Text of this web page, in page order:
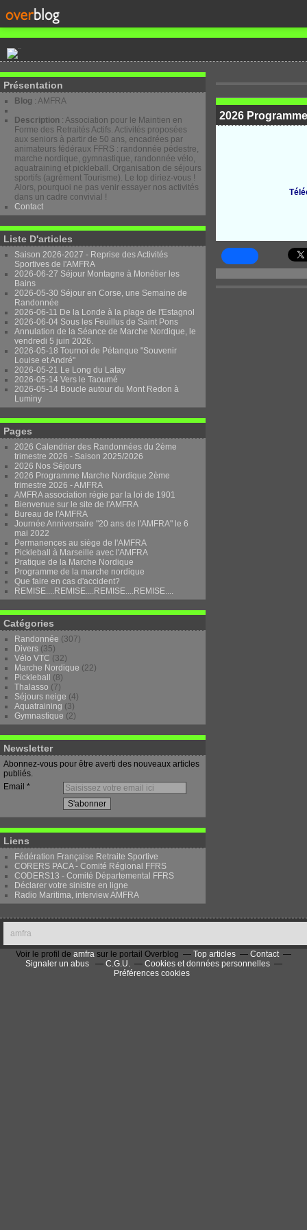
Présentation
Blog : AMFRA
Description : Association pour le Maintien en
Forme des Retraités Actifs. Activités proposées
aux seniors à partir de 50 ans, encadrées par
animateurs fédéraux FFRS : randonnée pédestre,
marche nordique, gymnastique, randonnée vélo,
aquatraining et pickleball. Organisation de séjours
sportifs (agrément Tourisme). Le top diriez-vous !
Alors, pourquoi ne pas venir essayer nos activités
dans un cadre convivial !
Contact
Liste D'articles
Saison 2026-2027 - Reprise des Activités
Sportives de l'AMFRA
2026-06-27 Séjour Montagne à Monétier les
Bains
2026-05-30 Séjour en Corse, une Semaine de
Randonnée
2026-06-11 De la Londe à la plage de l'Estagnol
2026-06-04 Sous les Feuillus de Saint Pons
Annulation de la Séance de Marche Nordique, le
vendredi 5 juin 2026.
2026-05-18 Tournoi de Pétanque "Souvenir
Louise et André"
2026-05-21 Le Long du Latay
2026-05-14 Vers le Taoumé
2026-05-14 Boucle autour du Mont Redon à
Luminy
Pages
2026 Calendrier des Randonnées du 2ème
trimestre 2026 - Saison 2025/2026
2026 Nos Séjours
2026 Programme Marche Nordique 2ème
trimestre 2026 - AMFRA
AMFRA association régie par la loi de 1901
Bienvenue sur le site de l'AMFRA
Bureau de l'AMFRA
Journée Anniversaire "20 ans de l'AMFRA" le 6
mai 2022
Permanences au siège de l'AMFRA
Pickleball à Marseille avec l'AMFRA
Pratique de la Marche Nordique
Programme de la marche nordique
Que faire en cas d'accident?
REMISE....REMISE....REMISE....REMISE....
Catégories
Randonnée (307)
Divers (35)
Vélo VTC (32)
Marche Nordique (22)
Pickleball
(8)
Thalasso (7)
Séjours neige (4)
Aquatraining (3)
Gymnastique (2)
Newsletter
Abonnez-vous pour être averti des nouveaux articles
publiés.
Email
Liens
Fédération Française Retraite Sportive
CORERS PACA - Comité Régional FFRS
CODERS13 - Comité Départemental FFRS
Déclarer votre sinistre en ligne
Radio Maritima, interview AMFRA
2026
amfra
Voir le profil de amfra sur le portail Overblog Top articles
Contact
Signaler un abus
C.G.U.
Cookies et données personnelles
Préférences cookies